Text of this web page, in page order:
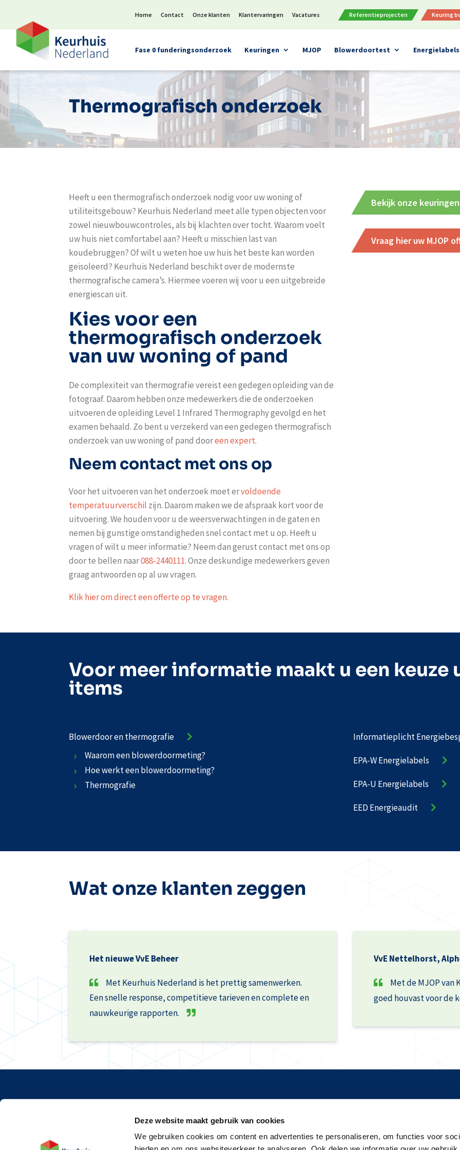
Deze website maakt gebruik van cookies
We gebruiken cookies om content en advertenties te personaliseren, om functies voor
Home Contact Onze klanten Klantervaringen Vacatures Referentieprojecten Keuring
Fase 0 funderingsonderzoek Keuringen MJOP Blowerdoortest Energielabels
Thermografisch onderzoek
Heeft u een thermografisch onderzoek nodig voor uw woning of
utiliteitsgebouw? Keurhuis Nederland meet alle typen objecten voor
zowel nieuwbouwcontroles, als bij klachten over tocht. Waarom voelt
uw huis niet comfortabel aan? Heeft u misschien last van
koudebruggen? Of wilt u weten hoe uw huis het beste kan worden
geïsoleerd? Keurhuis Nederland beschikt over de modernste
thermografische camera’s. Hiermee voeren wij voor u een uitgebreide
energiescan uit.
Kies voor een
thermografisch onderzoek
van uw woning of pand
De complexiteit van thermografie vereist een gedegen opleiding van de
fotograaf. Daarom hebben onze medewerkers die de onderzoeken
uitvoeren de opleiding Level 1 Infrared Thermography gevolgd en het
examen behaald. Zo bent u verzekerd van een gedegen thermografisch
onderzoek van uw woning of pand dooreen expert.
Neem contact met ons op
Voor het uitvoeren van het onderzoek moet ervoldoende
temperatuurverschil zijn. Daarom maken we de afspraak kort voor de
uitvoering. We houden voor u de weersverwachtingen in de gaten en
nemen bij gunstige omstandigheden snel contact met u op. Heeft u
vragen of wilt u meer informatie? Neem dan gerust contact met ons op
door te bellen naar088-2440111. Onze deskundige medewerkers geven
graag antwoorden op al uw vragen.
Klik hier om direct een offerte op te vragen.
Bekijk onze keuringen
Vraag hier uw MJOP
Voor meer informatie maakt u een
items
Blowerdoor en thermografie
Waarom een blowerdoormeting?
Hoe werkt een blowerdoormeting?
Thermografie
Informatieplicht
EPA-W Energielabels
EPA-U Energielabels
EED Energieaudit
Wat onze klanten zeggen
Het nieuwe VvE Beheer
Met Keurhuis Nederland is het prettig samenwerken.
Een snelle response, competitieve tarieven en complete en
nauwkeurige rapporten.
VvE Nettelhorst,
Met de MJOP van
goed houvast voor de
3824MG Amersfoort
Postbus 202
KVK: 30180599